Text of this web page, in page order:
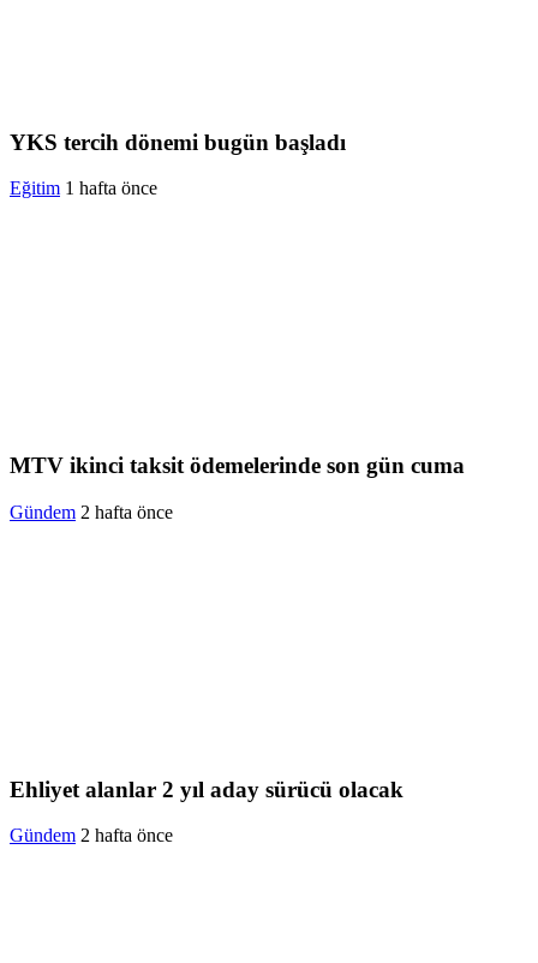
YKS tercih dönemi bugün başladı
Eğitim 1 hafta önce
MTV ikinci taksit ödemelerinde son gün cuma
Gündem 2 hafta önce
Ehliyet alanlar 2 yıl aday sürücü olacak
Gündem 2 hafta önce